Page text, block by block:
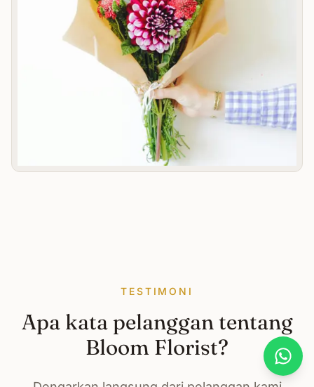
TESTIMONI
Apa kata pelanggan tentang
Bloom Florist?